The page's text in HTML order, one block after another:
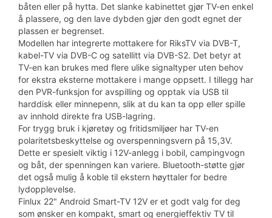
båten eller på hytta. Det slanke kabinettet gjør TV-en enkel
å plassere, og den lave dybden gjør den godt egnet der
plassen er begrenset.
Modellen har integrerte mottakere for RiksTV via DVB-T,
kabel-TV via DVB-C og satellitt via DVB-S2. Det betyr at
TV-en kan brukes med flere ulike signaltyper uten behov
for ekstra eksterne mottakere i mange oppsett. I tillegg har
den PVR-funksjon for avspilling og opptak via USB til
harddisk eller minnepenn, slik at du kan ta opp eller spille
av innhold direkte fra USB-lagring.
For trygg bruk i kjøretøy og fritidsmiljøer har TV-en
polaritetsbeskyttelse og overspenningsvern på 15,3V.
Dette er spesielt viktig i 12V-anlegg i bobil, campingvogn
og båt, der spenningen kan variere. Bluetooth-støtte gjør
det også mulig å koble til ekstern høyttaler for bedre
lydopplevelse.
Finlux 22" Android Smart-TV 12V er et godt valg for deg
som ønsker en kompakt, smart og energieffektiv TV til